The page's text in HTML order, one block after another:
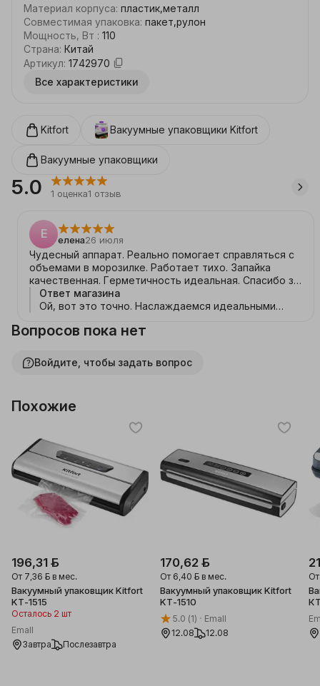
пакеты можно упаковывать жидкие и твёрдые
продукты, а также непищевые предметы. Для
туристических и бытовых нужд в вакуумный пакет
можно поместить деньги, таблетки, украшения и
другое. Режим запечатывания позволит запечатать
пакет без предварительной откачки воздуха.
Понятная световая индикация сообщит о
воздуха, без последующего запечатывания пакета.
Прорезиненные ножки делают устройство более
работы. Крышка вакууматора съёмная, а также не
крышки есть упоры. Резак позволяет отрезать
нужное количество плёнки от рулона для
вакуумирования контейнеров в комплекте к
устройству идёт шланг с двумя насадками для двух
видов самых распространенных фитингов
контейнеров.
Материал корпуса: пластик,металл
Совместимая упаковка: пакет,рулон
Мощность, Вт : 110
Страна: Китай
Артикул: 1742970
Все характеристики
Kitfort Вакуумные упаковщики Kitfort
Вакуумные упаковщики
5.0 1 оценка1 отзыв
Е елена26 июля
Чудесный аппарат. Реально помогает справляться с
объемами в морозилке. Работает тихо. Запайка
качественная. Герметичность идеальная. Спасибо за
качество . Отличный помощник
Ответ магазина
Ой, вот это точно. Наслаждаемся идеальными
Вопросов пока нет
Войдите, чтобы задать вопрос
Похожие
196,31 ƃ
От 7,36 ƃ в мес.
Вакуумный упаковщик Kitfort
KT-1515
Осталось 2 шт
Emall
Завтра
Послезавтра
170,62 ƃ
От 6,40 ƃ в мес.
Вакуумный упаковщик Kitfort
KT-1510
5.0 (1)
Emall
12.08
12.08